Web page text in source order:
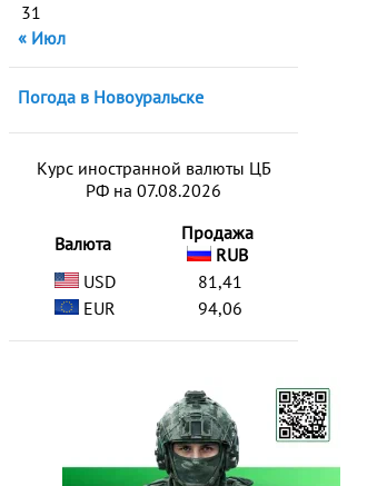
31
« Июл
Погода в Новоуральске
Курс иностранной валюты ЦБ
РФ на 07.08.2026
Валюта
Продажа
RUB
USD
81,41
EUR
94,06